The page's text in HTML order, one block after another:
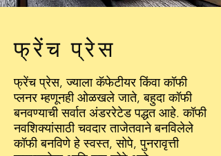
फ्रेंच प्रेस
फ्रेंच प्रेस, ज्याला कॅफेटीयर किंवा कॉफी
प्लनर म्हणूनही ओळखले जाते, बहुदा कॉफी
बनवण्याची सर्वात अंडररेटेड पद्धत आहे. कॉफी
नवशिक्यांसाठी चवदार ताजेतवाने बनविलेले
कॉफी बनविणे हे स्वस्त, सोपे, पुनरावृत्ती